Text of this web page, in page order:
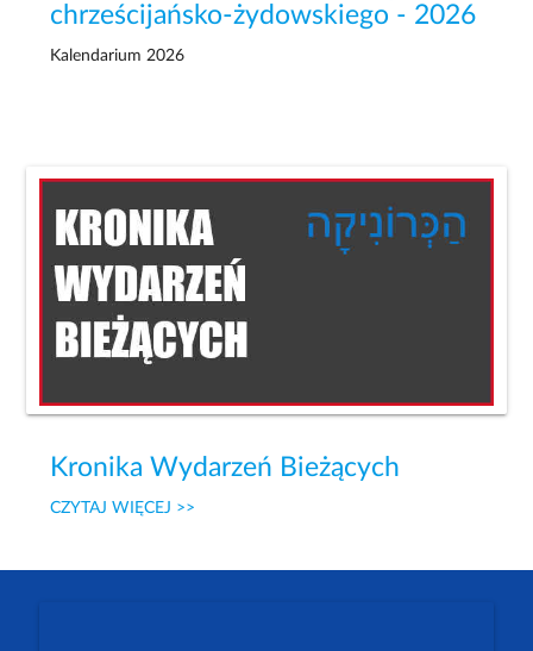
chrześcijańsko-żydowskiego - 2026
Kalendarium 2026
Kronika Wydarzeń Bieżących
CZYTAJ WIĘCEJ >>